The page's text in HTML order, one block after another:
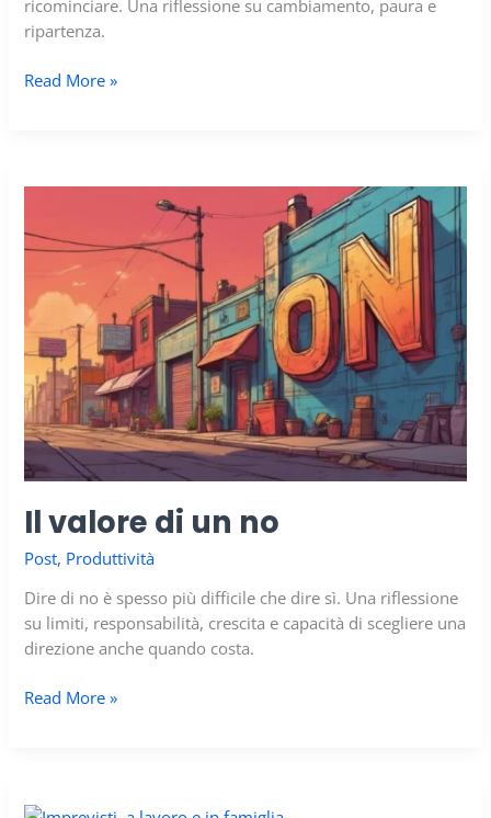
ricominciare. Una riflessione su cambiamento, paura e
ripartenza.
L’illusione
Read More »
Il valore di un no
Post, Produttività
Dire di no è spesso più difficile che dire sì. Una riflessione
su limiti, responsabilità, crescita e capacità di scegliere una
direzione anche quando costa.
Il
Read More »